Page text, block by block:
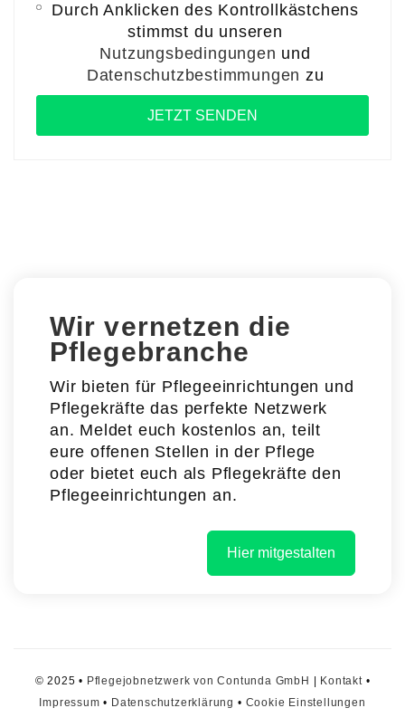
Durch Anklicken des Kontrollkästchens
stimmst du unseren
Nutzungsbedingungen und
Datenschutzbestimmungen zu
Wir vernetzen die
Pflegebranche
Wir bieten für Pflegeeinrichtungen und
Pflegekräfte das perfekte Netzwerk
an. Meldet euch kostenlos an, teilt
eure offenen Stellen in der Pflege
oder bietet euch als Pflegekräfte den
Pflegeeinrichtungen an.
Hier mitgestalten
© 2025 • Pflegejobnetzwerk von Contunda GmbH Kontakt•
Impressum • Datenschutzerklärung • Cookie Einstellungen